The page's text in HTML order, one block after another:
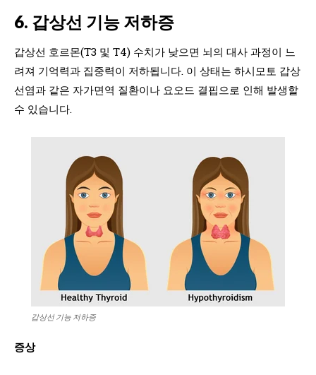
6. 갑상선 기능 저하증
갑상선 호르몬(T3 및 T4) 수치가 낮으면 뇌의 대사 과정이 느
려져 기억력과 집중력이 저하됩니다. 이 상태는 하시모토 갑상
선염과 같은 자가면역 질환이나 요오드 결핍으로 인해 발생할
수 있습니다.
갑상선 기능 저하증
증상